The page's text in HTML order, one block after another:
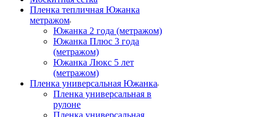
Пленка тепличная Южанка
метражом
Южанка 2 года (метражом)
Южанка Плюс 3 года
(метражом)
Южанка Люкс 5 лет
(метражом)
Пленка универсальная Южанка
Пленка универсальная в
рулоне
Пленка универсальная